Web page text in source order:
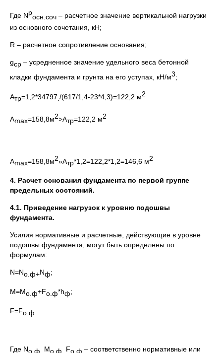
Где Nр
осн.соч – расчетное значение вертикальной нагрузки
из основного сочетания, кН;
R – расчетное сопротивление основания;
gср – усредненное значение удельного веса бетонной
кладки фундамента и грунта на его уступах, кН/м3;
Атр=1,2*34797./(617/1,4-23*4,3)=122,2 м2
Аmax=158,8м2>Атр=122,2 м2
Аmax=158,8м2»Атр*1,2=122,2*1,2=146,6 м2
4. Расчет основания фундамента по первой группе
предельных состояний.
4.1. Приведение нагрузок к уровню подошвы
фундамента.
Усилия нормативные и расчетные, действующие в уровне
подошвы фундамента, могут быть определены по
формулам:
N=Nо.ф+Nф;
М=Мо.ф+Fо.ф*hф;
F=Fо.ф
Где Nо.ф, Мо.ф, Fо.ф – соответственно нормативные или